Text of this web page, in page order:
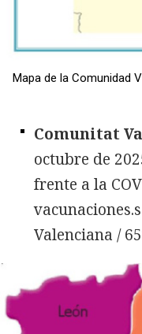
Mapa de la Comunidad
Comunitat
octubre de
frente a la
Valenciana /